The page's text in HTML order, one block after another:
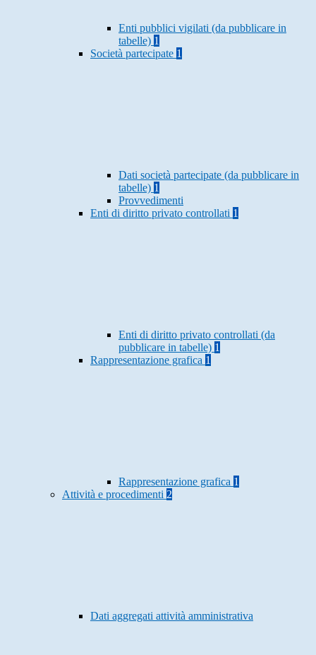
Enti pubblici vigilati (da pubblicare in
tabelle) 1
Società partecipate 1
Dati società partecipate (da pubblicare in
tabelle) 1
Provvedimenti
Enti di diritto privato controllati 1
Enti di diritto privato controllati (da
pubblicare in tabelle) 1
Rappresentazione grafica 1
Rappresentazione grafica 1
Attività e procedimenti 2
Dati aggregati attività amministrativa